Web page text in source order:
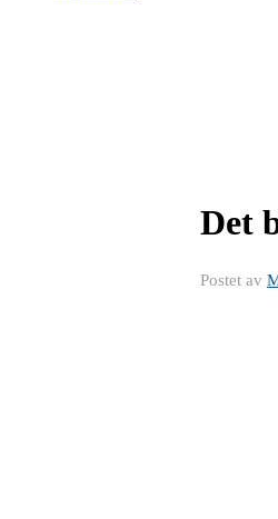
Det
Postet av